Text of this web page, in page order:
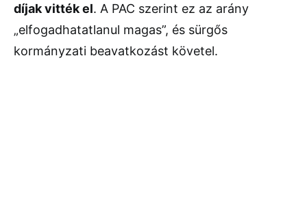
díjakvittékel. A PAC szerint ez az arány
„elfogadhatatlanul magas”, és sürgős
kormányzati beavatkozást követel.